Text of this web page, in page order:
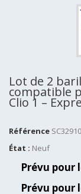
Lot de 2
compatible
Clio 1 –
Référence SC32910
État : Neuf
Prévu pour
Prévu pour